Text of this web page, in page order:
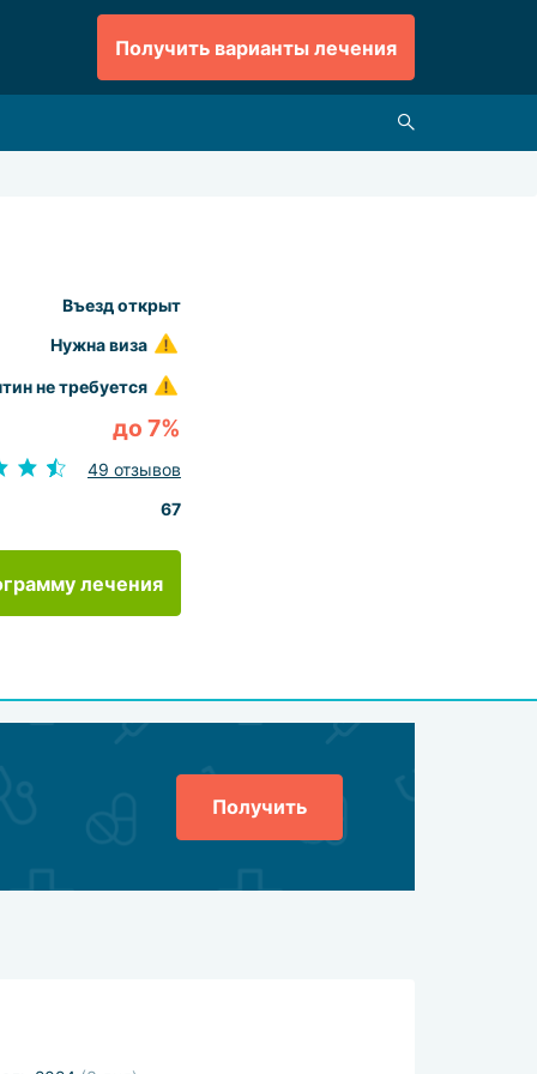
Получить варианты лечения
Въезд открыт
Нужна виза
не требуется
до 7%
49 отзывов
67
лечения
Получить